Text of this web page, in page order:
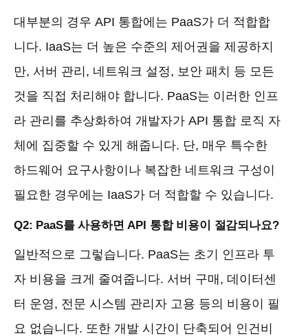
대부분의 경우 API 통합에는 PaaS가 더 적합합
니다. IaaS는 더 높은 수준의 제어권을 제공하지
만, 서버 관리, 네트워크 설정, 보안 패치 등 모든
것을 직접 처리해야 합니다. PaaS는 이러한 인프
라 관리를 추상화하여 개발자가 API 통합 로직 자
체에 집중할 수 있게 해줍니다. 단, 매우 특수한
하드웨어 요구사항이나 복잡한 네트워크 구성이
필요한 경우에는 IaaS가 더 적합할 수 있습니다.
Q2: PaaS를 사용하면 API 통합 비용이 절감되나요?
일반적으로 그렇습니다. PaaS는 초기 인프라 투
자 비용을 크게 줄여줍니다. 서버 구매, 데이터센
터 운영, 전문 시스템 관리자 고용 등의 비용이 필
요 없습니다. 또한 개발 시간이 단축되어 인건비